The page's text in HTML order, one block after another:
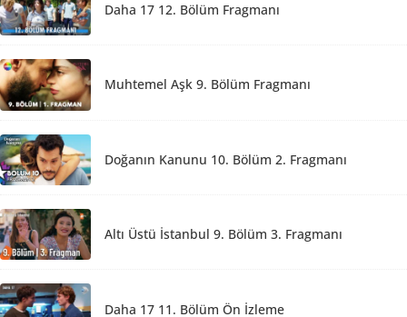
Daha 17 12. Bölüm Fragmanı
Muhtemel Aşk 9. Bölüm Fragmanı
Doğanın Kanunu 10. Bölüm 2. Fragmanı
Altı Üstü İstanbul 9. Bölüm 3. Fragmanı
Daha 17 11. Bölüm Ön İzleme